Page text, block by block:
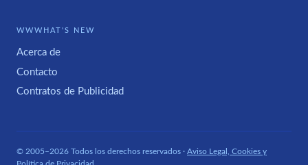
WWWHAT'S NEW
Acerca de
Contacto
Contratos de Publicidad
© 2005–2026 Todos los derechos reservados · Aviso Legal, Cookies y